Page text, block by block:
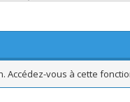
Accédez-vous à cette